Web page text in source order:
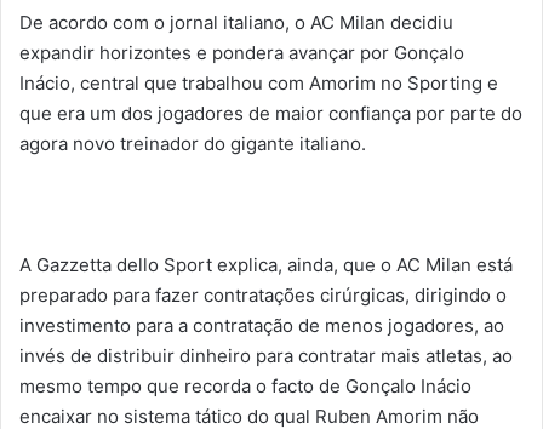
De acordo com o jornal italiano, o AC Milan decidiu
expandir horizontes e pondera avançar por Gonçalo
Inácio, central que trabalhou com Amorim no Sporting e
que era um dos jogadores de maior confiança por parte do
agora novo treinador do gigante italiano.
A Gazzetta dello Sport explica, ainda, que o AC Milan está
preparado para fazer contratações cirúrgicas, dirigindo o
investimento para a contratação de menos jogadores, ao
invés de distribuir dinheiro para contratar mais atletas, ao
mesmo tempo que recorda o facto de Gonçalo Inácio
encaixar no sistema tático do qual Ruben Amorim não